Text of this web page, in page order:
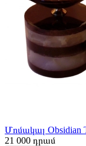
Մոմակալ Obsidian
21 000 դրամ